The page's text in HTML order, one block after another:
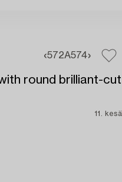
572A574
round brilliant-cut
11. kesä